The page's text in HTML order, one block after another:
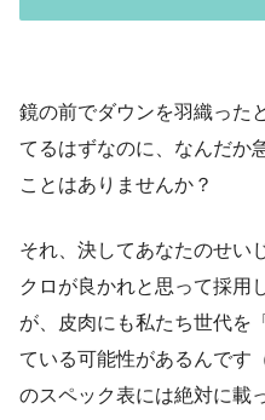
鏡の前でダウンを羽織った
てるはずなのに、なんだか
ことはありませんか？
それ、決してあなたのせい
クロが良かれと思って採用
が、皮肉にも私たち世代を
ている可能性があるんです
のスペック表には絶対に載